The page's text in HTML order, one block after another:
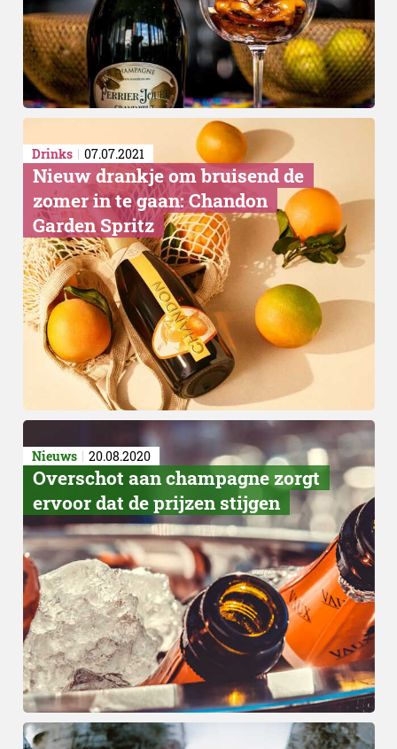
Drinks 07.07.2021
Nieuw drankje om bruisend de
zomer in te gaan: Chandon
Garden Spritz
Nieuws 20.08.2020
Overschot aan champagne zorgt
ervoor dat de prijzen stijgen